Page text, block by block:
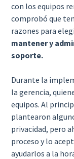
con los equipos
comprobó que
razones para
mantener y
soporte.
Durante la
la gerencia,
equipos. Al
plantearon
privacidad, pero
proceso y lo
ayudarlos a la